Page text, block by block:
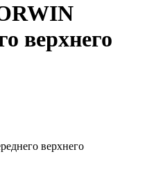
верхнего
верхнего